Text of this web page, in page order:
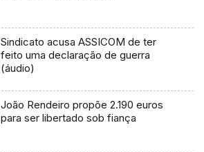
Sindicato acusa ASSICOM de ter
feito uma declaração de guerra
(áudio)
João Rendeiro propõe 2.190 euros
para ser libertado sob fiança